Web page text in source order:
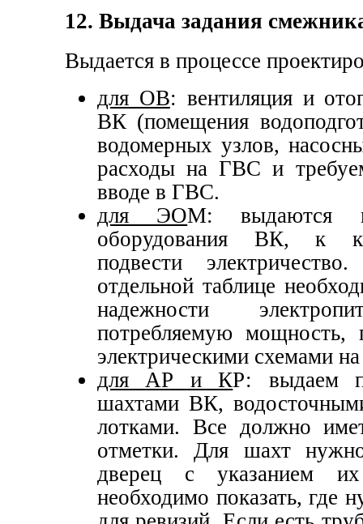
12. Выдача задания
Выдается в процессе
для ОВ: вентиляция и
ВК (помещения
водомерных узлов,
расходы на ГВС и
вводе в ГВС.
для ЭОМ: выдаются
оборудования ВК, к
подвести
отдельной таблице
надежности
потребляемую мощность,
электрическими схемами
для АР и КР: выдаем
шахтами ВК,
лотками. Все должно
отметки. Для шахт
дверец с указанием
необходимо показать, где